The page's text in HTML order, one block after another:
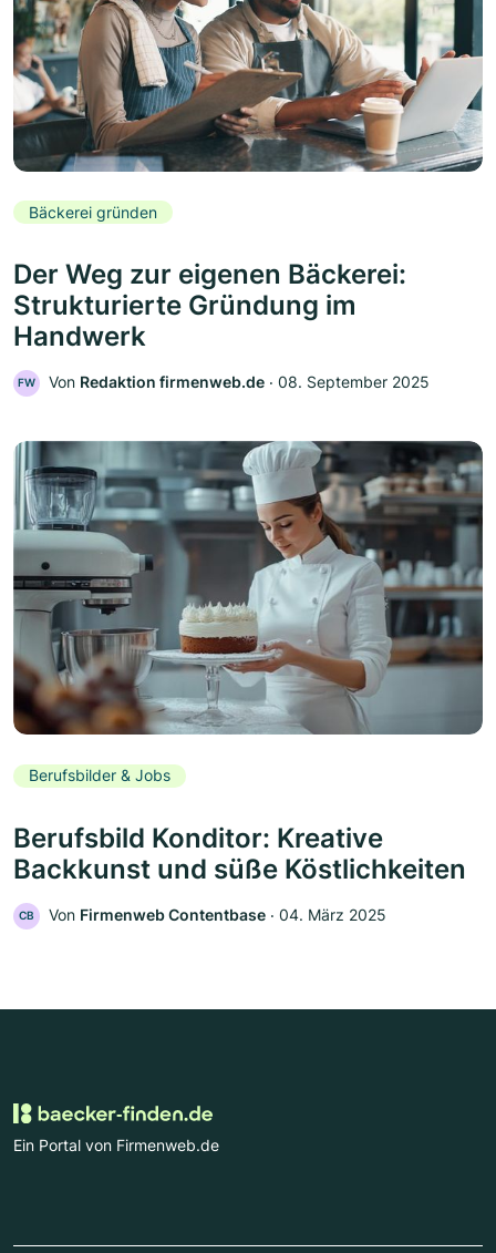
Bäckerei gründen
Der Weg zur eigenen Bäckerei:
Strukturierte Gründung im
Handwerk
FW Von Redaktion firmenweb.de ‧ 08. September 2025
Berufsbilder & Jobs
Berufsbild Konditor: Kreative
Backkunst und süße Köstlichkeiten
CB Von Firmenweb Contentbase ‧ 04. März 2025
Ein Portal von Firmenweb.de